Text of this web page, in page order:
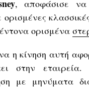
, αποφάσισε να
ορισμένα
η κίνηση αυτή
στην
με μηνύματα